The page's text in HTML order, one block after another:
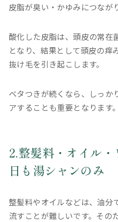
皮脂が臭い・かゆみにつなが
酸化した皮脂は、頭皮の常在
となり、結果として頭皮の痒
抜け毛を引き起こします。
ベタつきが続くなら、しっか
アすることも重要となります。
2.整髪料・オイル
日も湯シャンのみ
整髪料やオイルなどは、油分
流すことが難しいです。その